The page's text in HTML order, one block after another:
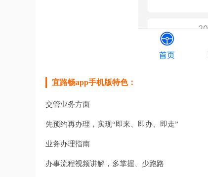
宜路畅app手机版特色：
交管业务方面
先预约再办理，实现“即来、即办、即走”
业务办理指南
办事流程视频讲解，多掌握、少跑路